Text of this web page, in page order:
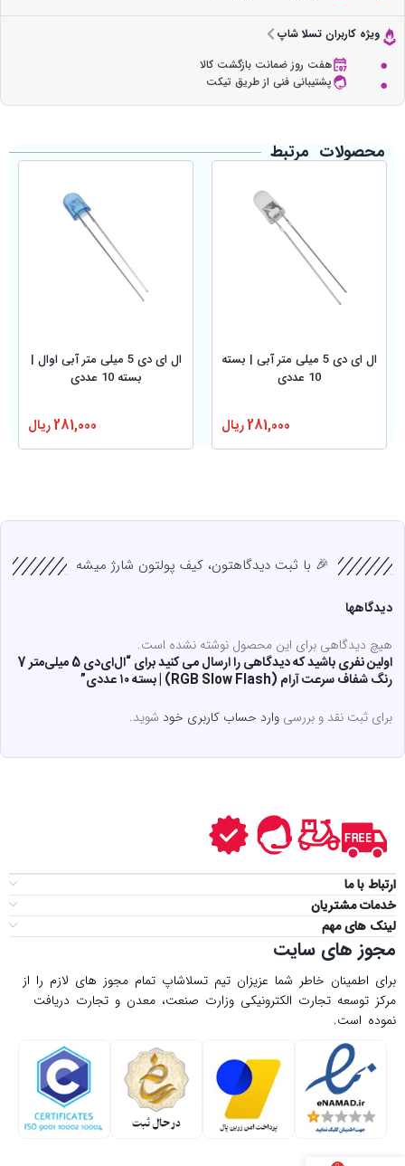
ویژه کاربران تسلا شاپ
هفت روز ضمانت بازگشت کالا
پشتیبانی فنی از طریق تیکت
محصولات مرتبط
ال ای دی 5 میلی متر آبی | بسته
10 عددی
281,000ریال
ال ای دی 5 میلی متر آبی اوال |
بسته 10 عددی
281,000ریال
🎉 با ثبت دیدگاهتون، کیف پولتون شارژ میشه
دیدگاهها
هیچ دیدگاهی برای این محصول نوشته نشده است.
اولین نفری باشید که دیدگاهی را ارسال می کنید برای “ال‌ای‌دی 5 میلی‌متر 7
رنگ شفاف سرعت آرام (RGB Slow Flash) | بسته ۱۰ عددی”
برای ثبت نقد و بررسیوارد حساب کاربری خود شوید.
ارتباط با ما
خدمات مشتریان
لینک های مهم
مجوز های سایت
برای اطمینان خاطر شما عزیزان تیم تسلاشاپ تمام مجوز های لازم را از
مركز توسعه تجارت الكترونیكی وزارت صنعت، معدن و تجارت دریافت
نموده است.